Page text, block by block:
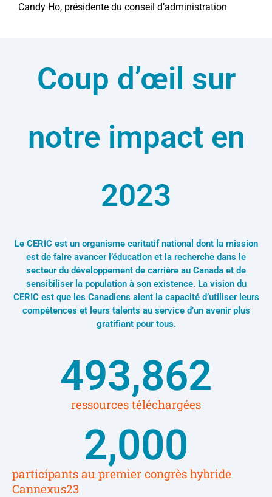
Candy Ho, présidente du conseil d’administration
Coup d’œil sur
notre impact en
2023
Le CERIC est un organisme caritatif national dont la mission
est de faire avancer l’éducation et la recherche dans le
secteur du développement de carrière au Canada et de
sensibiliser la population à son existence. La vision du
CERIC est que les Canadiens aient la capacité d’utiliser leurs
compétences et leurs talents au service d’un avenir plus
gratifiant pour tous.
ressources téléchargées
493,862
participants au premier congrès hybride
Cannexus23
2,000